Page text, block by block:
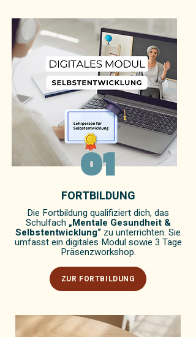
01
FORTBILDUNG
Die Fortbildung qualifiziert dich, das
Schulfach„Mentale Gesundheit &
Selbstentwicklung“ zu unterrichten. Sie
umfasst ein digitales Modul sowie 3 Tage
Präsenzworkshop.
ZUR FORTBILDUNG